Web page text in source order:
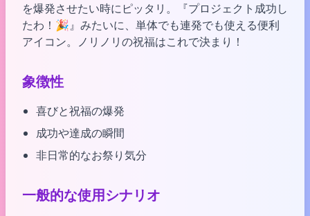
を爆発させたい時にピッタリ。『プロジェクト成功し
たわ！🎉』みたいに、単体でも連発でも使える便利
アイコン。ノリノリの祝福はこれで決まり！
象徴性
喜びと祝福の爆発
成功や達成の瞬間
非日常的なお祭り気分
一般的な使用シナリオ